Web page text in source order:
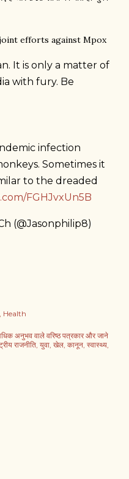
efforts against Mpox
It is only a matter of
with fury. Be
infection
Sometimes it
to the dreaded
FGHJvxUn5B
(@Jasonphilip8)
Health
अनुभव वाले वरिष्ठ पत्रकार और जाने
राजनीति, युवा, खेल, कानून, स्वास्थ्य,